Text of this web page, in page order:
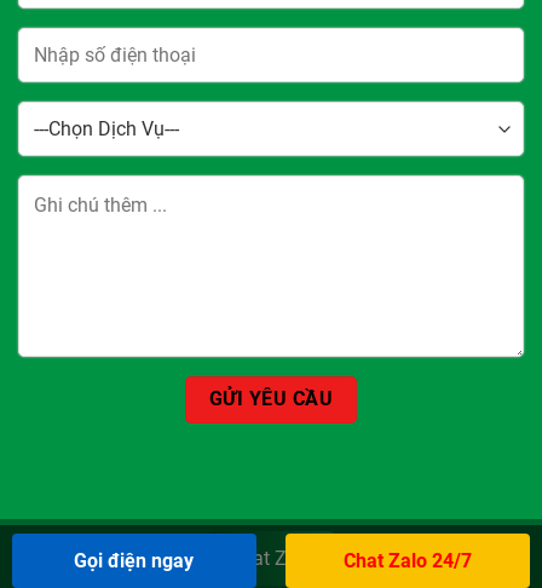
Bản quyền 2026 ©Sửa Xe Máy Sài Gòn
Chat Zalo
Gọi điện ngay Chat Zalo 24/7